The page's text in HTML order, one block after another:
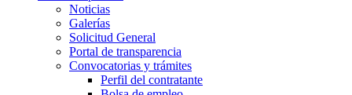
Noticias
Galerías
Solicitud General
Portal de transparencia
Convocatorias y trámites
Perfil del contratante